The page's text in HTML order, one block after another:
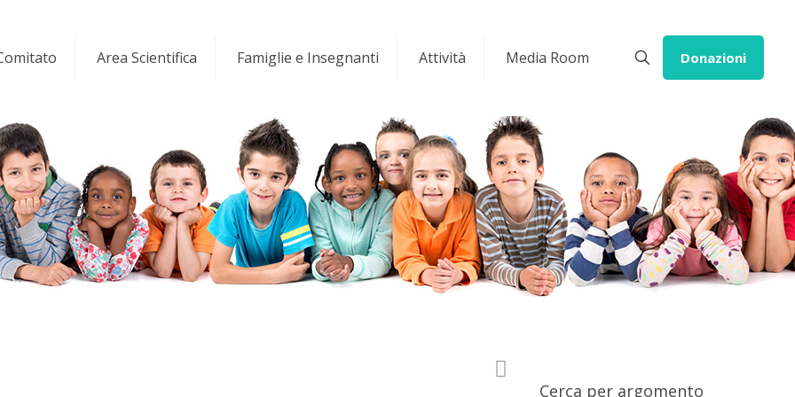
Area Scientifica Famiglie e Insegnanti Attività Media Room Donazioni
Cerca per argomento